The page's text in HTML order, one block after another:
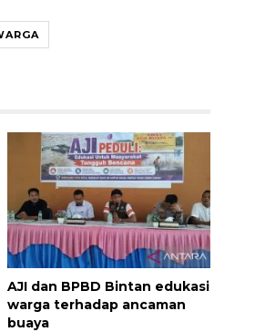
AJI dan BPBD Bintan edukasi
warga terhadap ancaman
buaya